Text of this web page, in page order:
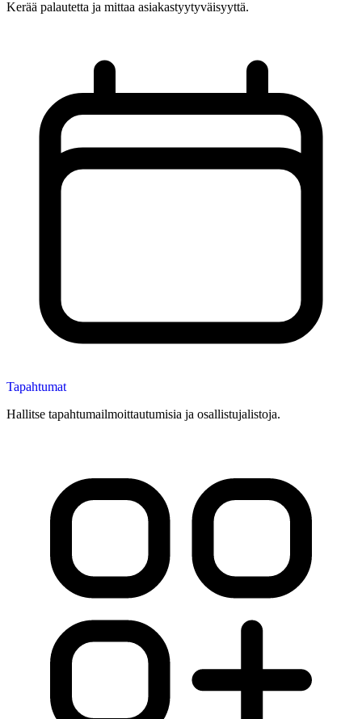
Kerää palautetta ja mittaa asiakastyytyväisyyttä.
Tapahtumat
Hallitse tapahtumailmoittautumisia ja osallistujalistoja.